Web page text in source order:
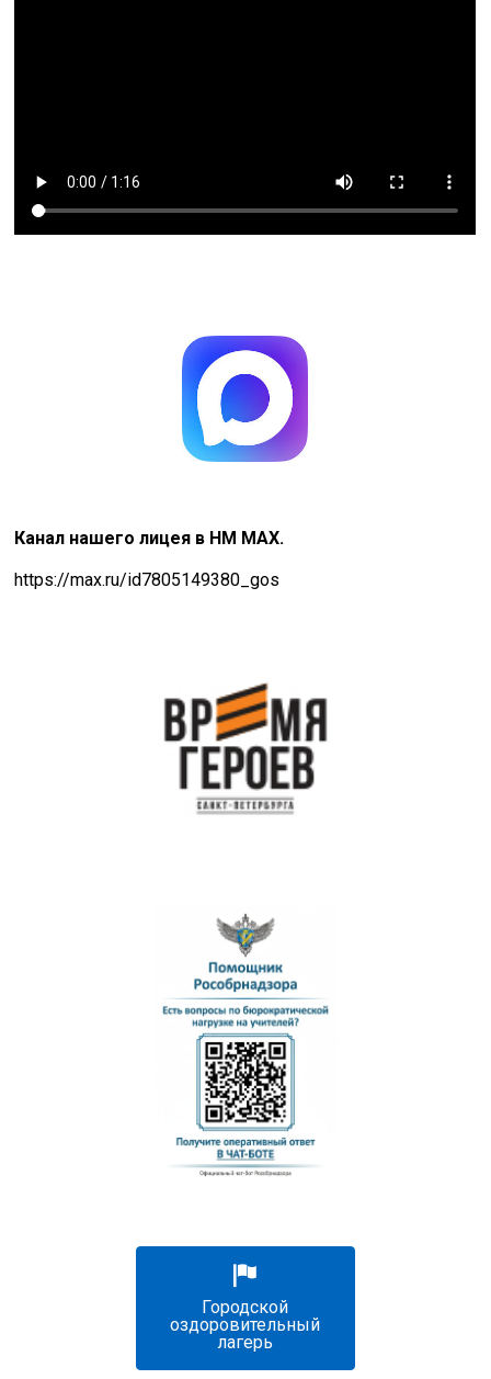
Канал нашего лицея в НМ MAX.
https://max.ru/id7805149380_gos
Городской
оздоровительный
лагерь